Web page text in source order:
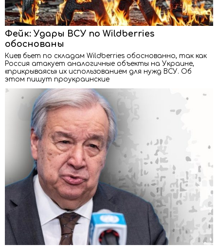
Фейк: Удары ВСУ по Wildberries
обоснованы
Киев бьет по складам Wildberries обоснованно, так как
Россия атакует аналогичные объекты на Украине,
«прикрываясь» их использованием для нужд ВСУ. Об
этом пишут проукраинские